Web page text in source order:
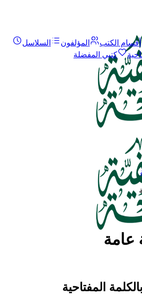
أقسام الكتب المؤلفون
السلاسل
كتبي المفضلة
عامة
المفتاحية